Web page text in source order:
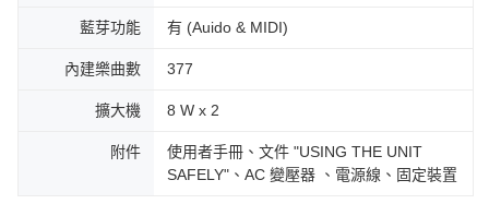
藍芽功能 有 (Auido & MIDI)
內建樂曲數 377
擴大機 8 W x 2
附件
使用者手冊、文件 "USING THE UNIT
SAFELY"、AC 變壓器 、電源線、固定裝置